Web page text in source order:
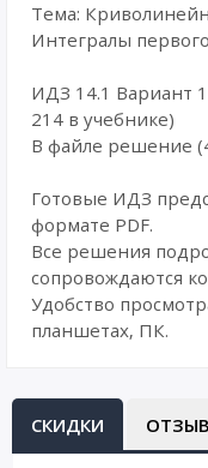
Тема:
Интегралы
ИДЗ 14.1 Вариант
214 в учебнике)
В файле решение
Готовые ИДЗ
формате PDF.
Все решения
сопровождаются
Удобство
планшетах, ПК.
СКИДКИ